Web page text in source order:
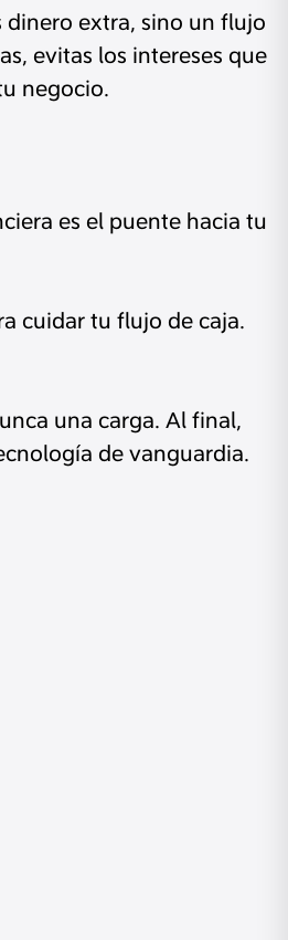
dinero extra, sino un flujo
evitas los intereses que
negocio.
es el puente hacia tu
cuidar tu flujo de caja.
una carga. Al final,
de vanguardia.